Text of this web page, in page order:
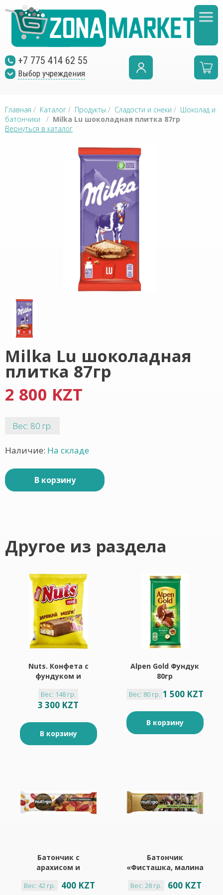
+7 775 414 62 55
Выбор учреждения
Главная / Каталог / Продукты / Сладости и снеки / Шоколад и
батончики / Milka Lu шоколадная плитка 87гр
Вернуться в каталог
Milka Lu шоколадная
плитка 87гр
2 800 KZT
Вес: 80 гр.
Наличие: На складе
В корзину
Другое из раздела
Nuts. Конфета с
фундуком и
Шоколадные
батончики с
арахисом 148гр
Вес: 148 гр.
3 300 KZT
В корзину
Alpen Gold Фундук
80гр
Вес: 80 гр. 1 500 KZT
В корзину
Батончик с
арахисом и
«Nut&Go», 42 г
Вес: 42 гр. 400 KZT
Батончик
«Фисташка, малина
«Nut&Go», 28 г
Вес: 28 гр. 600 KZT